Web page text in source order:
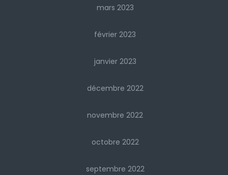
mars 2023
février 2023
janvier 2023
décembre 2022
novembre 2022
octobre 2022
septembre 2022